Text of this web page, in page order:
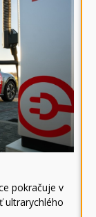
pokračuje v
ultrarychlého